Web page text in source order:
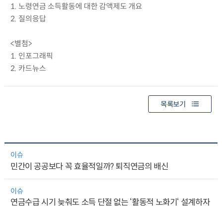
1. 노령연금 소득활동에 대한 감액제도 개요
2. 질의응답
<별첨>
1. 인포그래픽
2. 카드뉴스
목록보기
이슈
민간이 공공보다 꼭 효율적일까? 퇴직연금의 배신
이슈
연금수급 시기 늦춰도 소득 단절 없는 ‘활동적 노화기‘ 설계하자